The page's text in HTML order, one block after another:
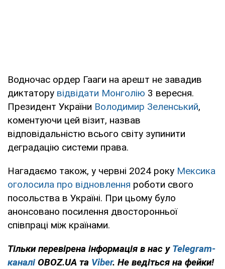
Водночас ордер Гааги на арешт не завадив
диктатору відвідати Монголію 3 вересня.
Президент України Володимир Зеленський,
коментуючи цей візит, назвав
відповідальністю всього світу зупинити
деградацію системи права.
Нагадаємо також, у червні 2024 року Мексика
оголосила про відновлення роботи свого
посольства в Україні. При цьому було
анонсовано посилення двосторонньої
співпраці між країнами.
Тільки перевірена інформація в нас у Telegram-
каналі OBOZ.UA та Viber. Не ведіться на фейки!